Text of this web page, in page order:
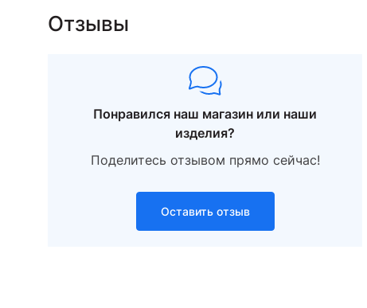
Отзывы
Понравился наш магазин или наши
изделия?
Поделитесь отзывом прямо сейчас!
Оставить отзыв